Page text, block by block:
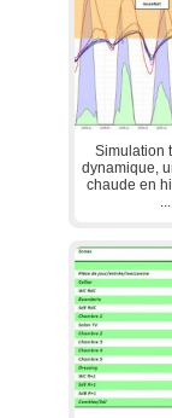
Simulation
dynamique,
chaude en
...